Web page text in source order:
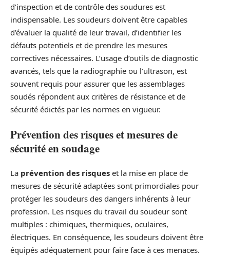
d’inspection et de contrôle des soudures est
indispensable. Les soudeurs doivent être capables
d’évaluer la qualité de leur travail, d’identifier les
défauts potentiels et de prendre les mesures
correctives nécessaires. L’usage d’outils de diagnostic
avancés, tels que la radiographie ou l’ultrason, est
souvent requis pour assurer que les assemblages
soudés répondent aux critères de résistance et de
sécurité édictés par les normes en vigueur.
Prévention des risques et mesures de
sécurité en soudage
La prévention des risques et la mise en place de
mesures de sécurité adaptées sont primordiales pour
protéger les soudeurs des dangers inhérents à leur
profession. Les risques du travail du soudeur sont
multiples : chimiques, thermiques, oculaires,
électriques. En conséquence, les soudeurs doivent être
équipés adéquatement pour faire face à ces menaces.